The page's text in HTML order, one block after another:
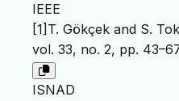
IEEE
[1]T. Gökçek and S.
vol. 33, no. 2, pp.
ISNAD